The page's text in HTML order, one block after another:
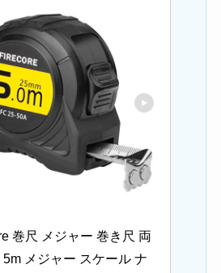
巻尺 メジャー 巻き尺 両
5m メジャー スケール ナ